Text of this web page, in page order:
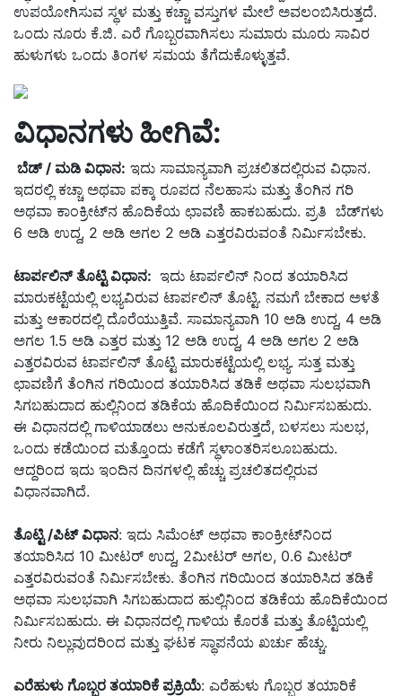
ಉಪಯೋಗಿಸುವ ಸ್ಥಳ ಮತ್ತು ಕಚ್ಚಾ ವಸ್ತುಗಳ ಮೇಲೆ ಅವಲಂಬಿಸಿರುತ್ತದೆ.
ಒಂದು ನೂರು ಕೆ.ಜಿ. ಎರೆ ಗೊಬ್ಬರವಾಗಿಸಲು ಸುಮಾರು ಮೂರು ಸಾವಿರ
ಹುಳುಗಳು ಒಂದು ತಿಂಗಳ ಸಮಯ ತೆಗೆದುಕೊಳ್ಳುತ್ತವೆ.
ವಿಧಾನಗಳು ಹೀಗಿವೆ:
ಬೆಡ್ / ಮಡಿ ವಿಧಾನ: ಇದು ಸಾಮಾನ್ಯವಾಗಿ ಪ್ರಚಲಿತದಲ್ಲಿರುವ ವಿಧಾನ.
ಇದರಲ್ಲಿ ಕಚ್ಚಾ ಅಥವಾ ಪಕ್ಕಾ ರೂಪದ ನೆಲಹಾಸು ಮತ್ತು ತೆಂಗಿನ ಗರಿ
ಅಥವಾ ಕಾಂಕ್ರೀಟ್‌ನ ಹೊದಿಕೆಯ ಛಾವಣಿ ಹಾಕಬಹುದು. ಪ್ರತಿ ಬೆಡ್‌ಗಳು
6 ಅಡಿ ಉದ್ದ, 2 ಅಡಿ ಅಗಲ 2 ಅಡಿ ಎತ್ತರವಿರುವಂತೆ ನಿರ್ಮಿಸಬೇಕು.
ಟಾರ್ಪಲಿನ್ ತೊಟ್ಟಿ ವಿಧಾನ: ಇದು ಟಾರ್ಪಲಿನ್ ನಿಂದ ತಯಾರಿಸಿದ
ಮಾರುಕಟ್ಟೆಯಲ್ಲಿ ಲಭ್ಯವಿರುವ ಟಾರ್ಪಲಿನ್ ತೊಟ್ಟಿ. ನಮಗೆ ಬೇಕಾದ ಅಳತೆ
ಮತ್ತು ಆಕಾರದಲ್ಲಿ ದೊರೆಯುತ್ತಿವೆ. ಸಾಮಾನ್ಯವಾಗಿ 10 ಅಡಿ ಉದ್ದ, 4 ಅಡಿ
ಅಗಲ 1.5 ಅಡಿ ಎತ್ತರ ಮತ್ತು 12 ಅಡಿ ಉದ್ದ, 4 ಅಡಿ ಅಗಲ 2 ಅಡಿ
ಎತ್ತರವಿರುವ ಟಾರ್ಪಲಿನ್ ತೊಟ್ಟಿ ಮಾರುಕಟ್ಟೆಯಲ್ಲಿ ಲಭ್ಯ. ಸುತ್ತ ಮತ್ತು
ಛಾವಣಿಗೆ ತೆಂಗಿನ ಗರಿಯಿಂದ ತಯಾರಿಸಿದ ತಡಿಕೆ ಅಥವಾ ಸುಲಭವಾಗಿ
ಸಿಗಬಹುದಾದ ಹುಲ್ಲಿನಿಂದ ತಡಿಕೆಯ ಹೊದಿಕೆಯಿಂದ ನಿರ್ಮಿಸಬಹುದು.
ಈ ವಿಧಾನದಲ್ಲಿ ಗಾಳಿಯಾಡಲು ಅನುಕೂಲವಿರುತ್ತದೆ, ಬಳಸಲು ಸುಲಭ,
ಒಂದು ಕಡೆಯಿಂದ ಮತ್ತೊಂದು ಕಡೆಗೆ ಸ್ಥಳಾಂತರಿಸಲೂಬಹುದು.
ಆದ್ದರಿಂದ ಇದು ಇಂದಿನ ದಿನಗಳಲ್ಲಿ ಹೆಚ್ಚು ಪ್ರಚಲಿತದಲ್ಲಿರುವ
ವಿಧಾನವಾಗಿದೆ.
ತೊಟ್ಟಿ /ಪಿಟ್ ವಿಧಾನ: ಇದು ಸಿಮೆಂಟ್ ಅಥವಾ ಕಾಂಕ್ರೀಟ್‌ನಿಂದ
ತಯಾರಿಸಿದ 10 ಮೀಟರ್ ಉದ್ದ, 2ಮೀಟರ್ ಅಗಲ, 0.6 ಮೀಟರ್
ಎತ್ತರವಿರುವಂತೆ ನಿರ್ಮಿಸಬೇಕು. ತೆಂಗಿನ ಗರಿಯಿಂದ ತಯಾರಿಸಿದ ತಡಿಕೆ
ಅಥವಾ ಸುಲಭವಾಗಿ ಸಿಗಬಹುದಾದ ಹುಲ್ಲಿನಿಂದ ತಡಿಕೆಯ ಹೊದಿಕೆಯಿಂದ
ನಿರ್ಮಿಸಬಹುದು. ಈ ವಿಧಾನದಲ್ಲಿ ಗಾಳಿಯ ಕೊರತೆ ಮತ್ತು ತೊಟ್ಟಿಯಲ್ಲಿ
ನೀರು ನಿಲ್ಲುವುದರಿಂದ ಮತ್ತು ಘಟಕ ಸ್ಥಾಪನೆಯ ಖರ್ಚು ಹೆಚ್ಚು.
ಎರೆಹುಳು ಗೊಬ್ಬರ ತಯಾರಿಕೆ ಪ್ರಕ್ರಿಯೆ: ಎರೆಹುಳು ಗೊಬ್ಬರ ತಯಾರಿಕೆ